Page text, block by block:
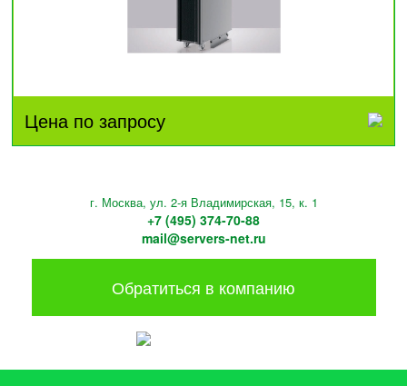
Цена по запросу
г. Москва, ул. 2-я Владимирская, 15, к. 1
+7 (495) 374-70-88
mail@servers-net.ru
Обратиться в компанию